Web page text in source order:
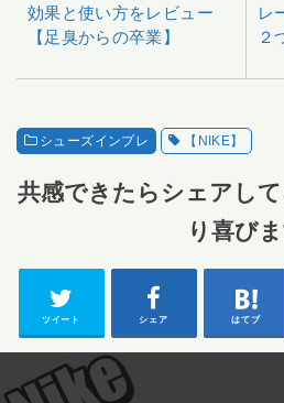
効果と使い方をレビュー
【足臭からの卒業】
レ
２
シューズインプレ 【NIKE】
共感できたらシェアし
り喜び
ツイート シェア はてブ